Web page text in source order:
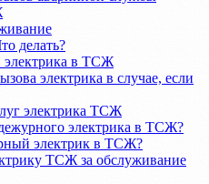
делать?
электрика в ТСЖ
электрика в случае, если
электрика ТСЖ
электрика в ТСЖ?
электрик в ТСЖ?
ТСЖ за обслуживание